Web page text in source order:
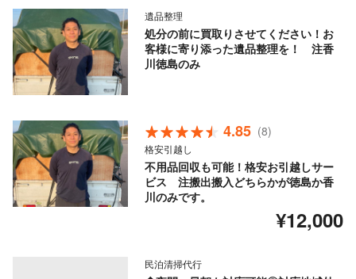
遺品整理
処分の前に買取りさせてください！お
客様に寄り添った遺品整理を！ 注香
川徳島のみ
4.85 (8)
格安引越し
不用品回収も可能！格安お引越しサー
ビス 注搬出搬入どちらかが徳島か香
川のみです。
¥12,000
民泊清掃代行